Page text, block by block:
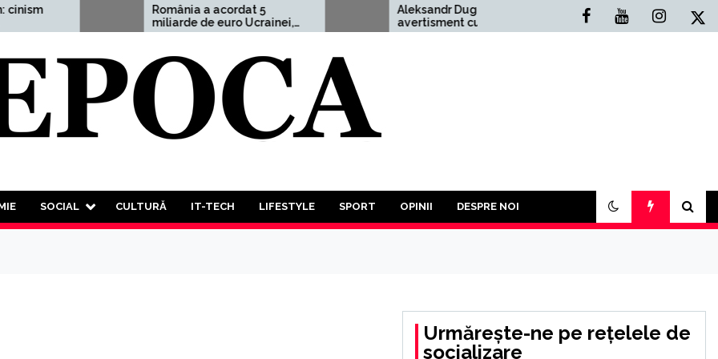
România a acordat 5
miliarde de euro Ucrainei,
adică 1,5% din PIB
Aleksandr Dughin,
avertisment cutremurător:
”Un Al Treilea Război
luptă a tuturor împotriva
tuturor”
Situația Politică
din România: O
Comprehensivă
SOCIAL CULTURĂ IT-TECH LIFESTYLE SPORT OPINII DESPRE NOI
Urmărește-ne pe rețelele de
socializare